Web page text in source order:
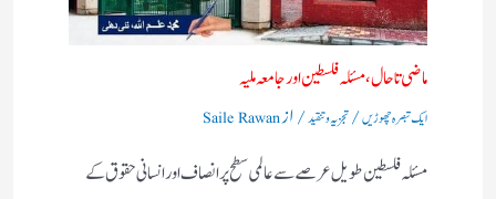
ماضی تا حال، مسئلہ فلسطین اور جامعہ ملیہ
ایک تبصرہ چھوڑیں/تجزیہ و تنقید/ ازSaile Rawan
مسئلہ فلسطین طویل عرصے سے عالمی سطح پر انصاف اور انسانی حقوق کے